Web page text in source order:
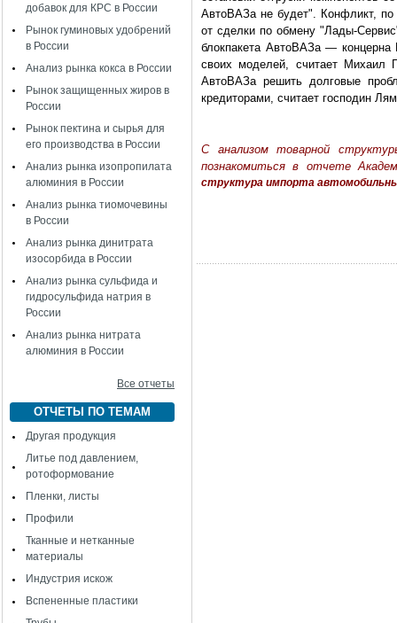
добавок для КРС в России
Рынок гуминовых удобрений
в России
Анализ рынка кокса в России
Рынок защищенных жиров в
России
Рынок пектина и сырья для
его производства в России
Анализ рынка изопропилата
алюминия в России
Анализ рынка тиомочевины
в России
Анализ рынка динитрата
изосорбида в России
Анализ рынка сульфида и
гидросульфида натрия в
России
Анализ рынка нитрата
алюминия в России
Все отчеты
ОТЧЕТЫ ПО ТЕМАМ
Другая продукция
Литье под давлением,
ротоформование
Пленки, листы
Профили
Тканные и нетканные
материалы
Индустрия искож
Вспененные пластики
АвтоВАЗа не будет". Конфликт,
от сделки по обмену "Лады-
блокпакета АвтоВАЗа — концерна
своих моделей, считает Михаил
АвтоВАЗа решить долговые
кредиторами, считает господин
С анализом товарной
познакомиться в отчете
структура импорта